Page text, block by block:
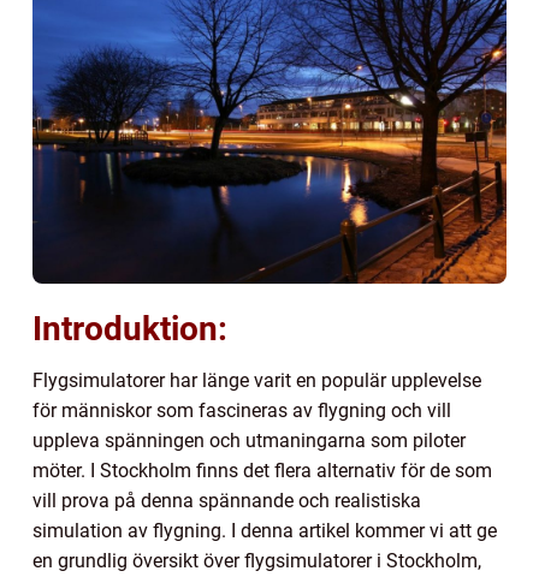
Introduktion:
Flygsimulatorer har länge varit en populär upplevelse
för människor som fascineras av flygning och vill
uppleva spänningen och utmaningarna som piloter
möter. I Stockholm finns det flera alternativ för de som
vill prova på denna spännande och realistiska
simulation av flygning. I denna artikel kommer vi att ge
en grundlig översikt över flygsimulatorer i Stockholm,